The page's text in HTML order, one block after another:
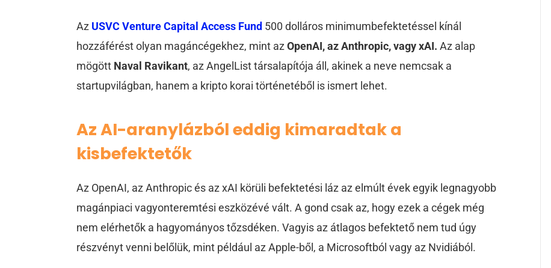
Az USVC Venture Capital Access Fund 500 dolláros minimumbefektetéssel kínál
hozzáférést olyan magáncégekhez, mint azOpenAI, az Anthropic, vagy xAI. Az alap
mögött Naval Ravikant, az AngelList társalapítója áll, akinek a neve nemcsak a
startupvilágban, hanem a kripto korai történetéből is ismert lehet.
Az AI-aranylázból eddig kimaradtak a
kisbefektetők
Az OpenAI, az Anthropic és az xAI körüli befektetési láz az elmúlt évek egyik legnagyobb
magánpiaci vagyonteremtési eszközévé vált. A gond csak az, hogy ezek a cégek még
nem elérhetők a hagyományos tőzsdéken. Vagyis az átlagos befektető nem tud úgy
részvényt venni belőlük, mint például az Apple-ből, a Microsoftból vagy az Nvidiából.